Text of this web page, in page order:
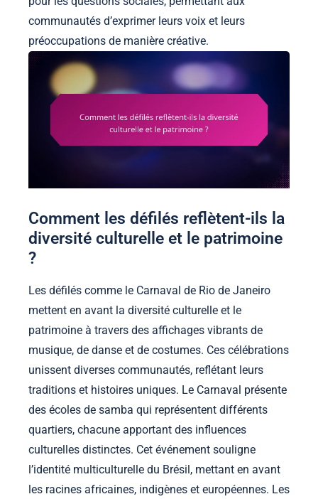
communautés d’exprimer leurs voix et leurs
préoccupations de manière créative.
Comment les défilés reflètent-ils la
diversité culturelle et le patrimoine
?
Les défilés comme le Carnaval de Rio de Janeiro
mettent en avant la diversité culturelle et le
patrimoine à travers des affichages vibrants de
musique, de danse et de costumes. Ces célébrations
unissent diverses communautés, reflétant leurs
traditions et histoires uniques. Le Carnaval présente
des écoles de samba qui représentent différents
quartiers, chacune apportant des influences
culturelles distinctes. Cet événement souligne
l’identité multiculturelle du Brésil, mettant en avant
les racines africaines, indigènes et européennes. Les